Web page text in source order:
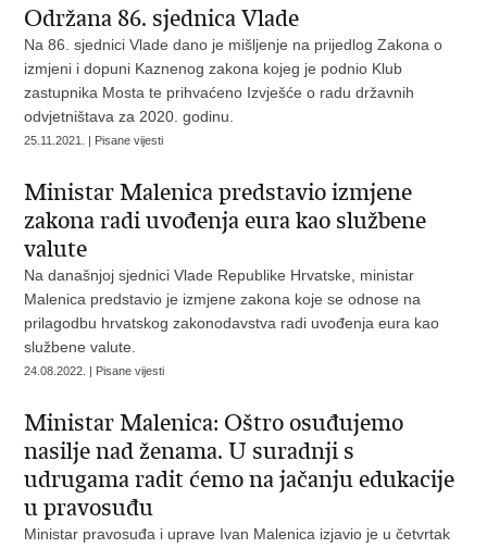
Održana 86. sjednica Vlade
Na 86. sjednici Vlade dano je mišljenje na prijedlog Zakona o
izmjeni i dopuni Kaznenog zakona kojeg je podnio Klub
zastupnika Mosta te prihvaćeno Izvješće o radu državnih
odvjetništava za 2020. godinu.
25.11.2021. | Pisane vijesti
Ministar Malenica predstavio izmjene
zakona radi uvođenja eura kao službene
valute
Na današnjoj sjednici Vlade Republike Hrvatske, ministar
Malenica predstavio je izmjene zakona koje se odnose na
prilagodbu hrvatskog zakonodavstva radi uvođenja eura kao
službene valute.
24.08.2022. | Pisane vijesti
Ministar Malenica: Oštro osuđujemo
nasilje nad ženama. U suradnji s
udrugama radit ćemo na jačanju edukacije
u pravosuđu
Ministar pravosuđa i uprave Ivan Malenica izjavio je u četvrtak